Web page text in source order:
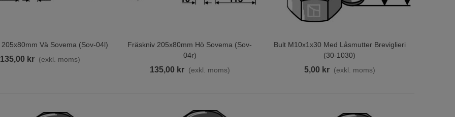
I Varukorgen
205x80mm Vä Sovema (sov-04l)
135,00 kr (exkl. moms)
Lägg Till I Varukorgen
Fräskniv 205x80mm Hö Sovema (sov-
04r)
135,00 kr (exkl. moms)
Lägg Till I Varukorgen
Bult M10x1x30 Med Låsmutter Breviglieri
(30-1030)
5,00 kr (exkl. moms)